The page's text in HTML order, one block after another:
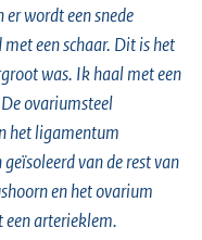
wordt een snede
een schaar. Dit is het
was. Ik haal met een
ovariumsteel
het ligamentum
van de rest van
en het ovarium
arterieklem.